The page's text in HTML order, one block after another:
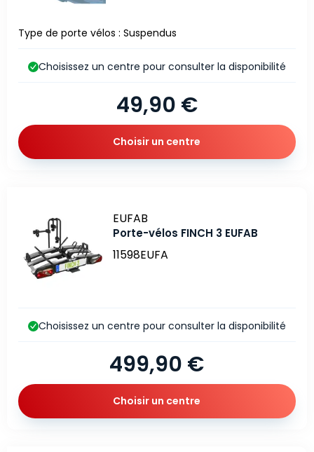
Type de porte vélos : Suspendus
49,90 €
Choisissez un centre pour consulter la disponibilité
Choisir un centre
Marque
EUFAB
Porte-vélos FINCH 3 EUFAB
11598EUFA
499,90 €
Choisissez un centre pour consulter la disponibilité
Choisir un centre